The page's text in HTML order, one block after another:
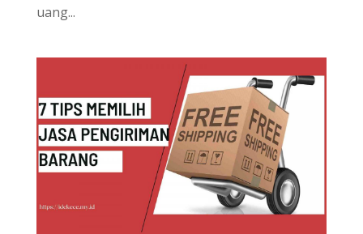
uang...